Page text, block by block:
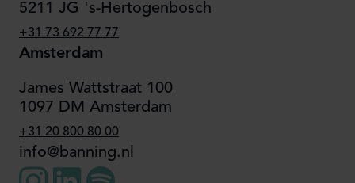
5211 JG 's-Hertogenbosch
+31 73 692 77 77
Amsterdam
James Wattstraat 100
1097 DM Amsterdam
+31 20 800 80 00
info@banning.nl